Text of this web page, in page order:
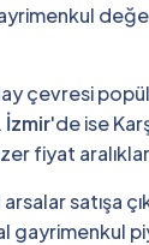
çevresi
İzmir'de ise
fiyat
satışa
gayrimenkul